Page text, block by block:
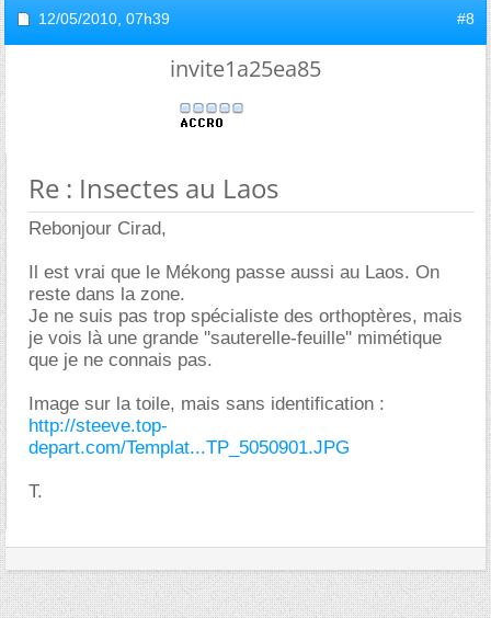
12/05/2010, 07h39 #8
invite1a25ea85
Re : Insectes au Laos
Rebonjour Cirad,
Il est vrai que le Mékong passe aussi au Laos. On
reste dans la zone.
Je ne suis pas trop spécialiste des orthoptères, mais
je vois là une grande ''sauterelle-feuille'' mimétique
que je ne connais pas.
Image sur la toile, mais sans identification :
http://steeve.top-
depart.com/Templat...TP_5050901.JPG
T.